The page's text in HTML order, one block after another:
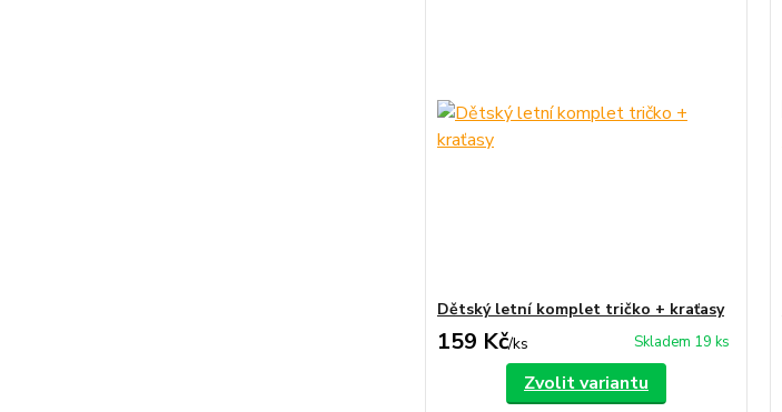
Dětský letní komplet tričko + kraťasy
159 Kč/ks Skladem 19 ks
Zvolit variantu